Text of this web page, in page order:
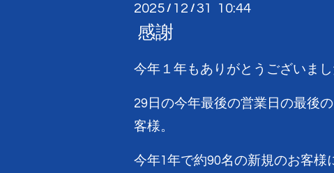
2025 / 12 /31 10:44
感謝
今年１年もありがとうございまし
29日の今年最後の営業日の最後
客様。
今年1年で約90名の新規のお客様